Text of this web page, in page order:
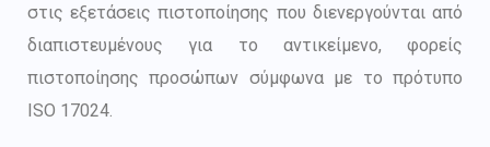
στις εξετάσεις πιστοποίησης που διενεργούνται από
διαπιστευμένους για το αντικείμενο, φορείς
πιστοποίησης προσώπων σύμφωνα με το πρότυπο
ISO 17024.